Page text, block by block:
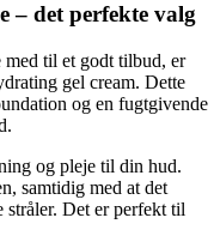
– det perfekte valg
til et godt tilbud, er
gel cream. Dette
og en fugtgivende
og pleje til din hud.
samtidig med at det
stråler. Det er perfekt til